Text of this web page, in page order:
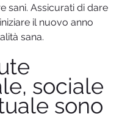
sani. Assicurati di dare
il nuovo anno
sana.
sociale
sono